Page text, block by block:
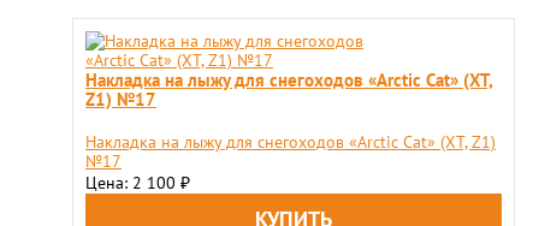
Накладка на лыжу для снегоходов «Arctic Cat» (XT,
Z1) №17
Накладка на лыжу для снегоходов «Arctic Cat» (XT, Z1)
№17
Цена: 2 100 ₽